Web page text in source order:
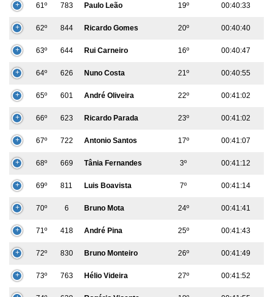
61º 783 Paulo Leão 19º 00:40:33
62º 844 Ricardo Gomes 20º 00:40:40
63º 644 Rui Carneiro 16º 00:40:47
64º 626 Nuno Costa 21º 00:40:55
65º 601 André Oliveira 22º 00:41:02
66º 623 Ricardo Parada 23º 00:41:02
67º 722 Antonio Santos 17º 00:41:07
68º 669 Tânia Fernandes 3º 00:41:12
69º 811 Luis Boavista 7º 00:41:14
70º 6 Bruno Mota 24º 00:41:41
71º 418 André Pina 25º 00:41:43
72º 830 Bruno Monteiro 26º 00:41:49
73º 763 Hélio Videira 27º 00:41:52